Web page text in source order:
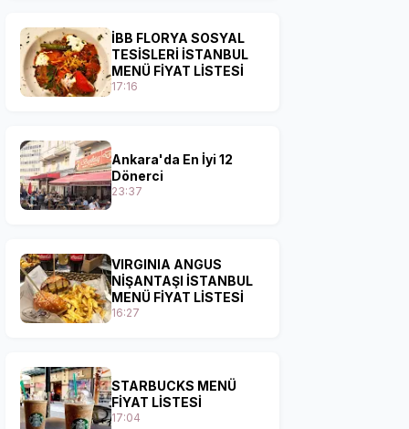
İBB FLORYA SOSYAL
TESİSLERİ İSTANBUL
MENÜ FİYAT LİSTESİ
17:16
Ankara'da En İyi 12
Dönerci
23:37
VIRGINIA ANGUS
NİŞANTAŞI İSTANBUL
MENÜ FİYAT LİSTESİ
16:27
STARBUCKS MENÜ
FİYAT LİSTESİ
17:04